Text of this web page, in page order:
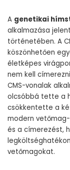
A genetikai
alkalmazása
történetében. A
köszönhetően
életképes
nem kell
CMS-vonalak
olcsóbbá tette a
csökkentette a
modern
és a címerezést,
vetőmagokat.